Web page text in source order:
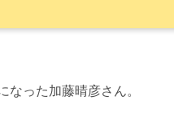
った加藤晴彦さん。